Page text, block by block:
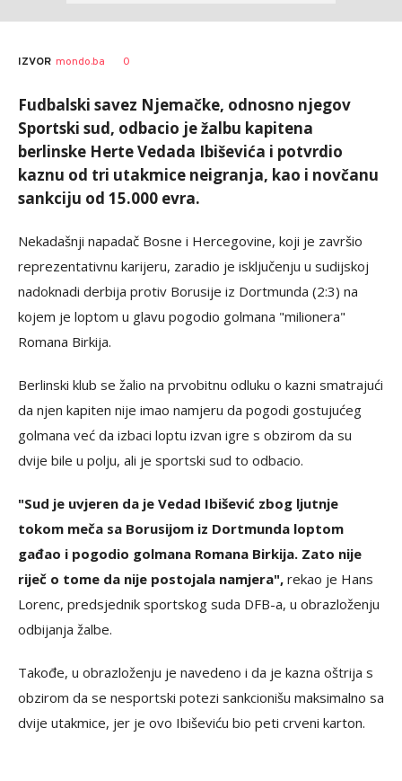
IZVOR mondo.ba 0
Fudbalski savez Njemačke, odnosno njegov
Sportski sud, odbacio je žalbu kapitena
berlinske Herte Vedada Ibiševića i potvrdio
kaznu od tri utakmice neigranja, kao i novčanu
sankciju od 15.000 evra.
Nekadašnji napadač Bosne i Hercegovine, koji je završio
reprezentativnu karijeru, zaradio je isključenju u sudijskoj
nadoknadi derbija protiv Borusije iz Dortmunda (2:3) na
kojem je loptom u glavu pogodio golmana "milionera"
Romana Birkija.
Berlinski klub se žalio na prvobitnu odluku o kazni smatrajući
da njen kapiten nije imao namjeru da pogodi gostujućeg
golmana već da izbaci loptu izvan igre s obzirom da su
dvije bile u polju, ali je sportski sud to odbacio.
"Sud je uvjeren da je Vedad Ibišević zbog ljutnje
tokom meča sa Borusijom iz Dortmunda loptom
gađao i pogodio golmana Romana Birkija. Zato nije
riječ o tome da nije postojala namjera", rekao je Hans
Lorenc, predsjednik sportskog suda DFB-a, u obrazloženju
odbijanja žalbe.
Takođe, u obrazloženju je navedeno i da je kazna oštrija s
obzirom da se nesportski potezi sankcionišu maksimalno sa
dvije utakmice, jer je ovo Ibiševiću bio peti crveni karton.